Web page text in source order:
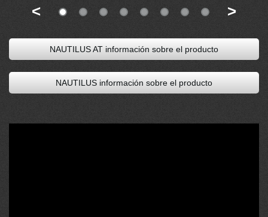
< >
NAUTILUS AT información sobre el producto
NAUTILUS información sobre el producto